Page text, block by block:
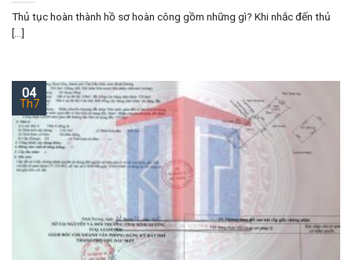
Thủ tục hoàn thành hồ sơ hoàn công gồm những gì? Khi nhắc đến thủ
[...]
04
Th7